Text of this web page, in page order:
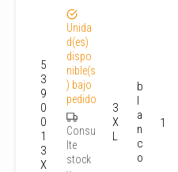
5
3
9
0
0
1
3
X
Unida
d(es)
dispo
nible(s
) bajo
pedido
Consu
lte
stock
3
X
L
b
l
a
n
c
o
1